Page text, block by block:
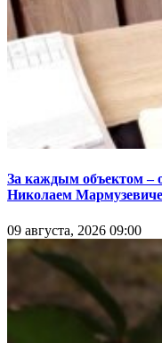
За каждым объектом –
Николаем
09 августа, 2026 09:00